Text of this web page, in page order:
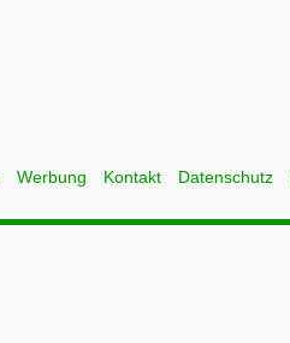
Werbung Kontakt Datenschutz